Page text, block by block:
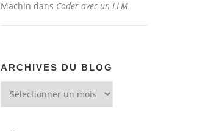
Machin dans Coder avec un LLM
ARCHIVES DU BLOG
du